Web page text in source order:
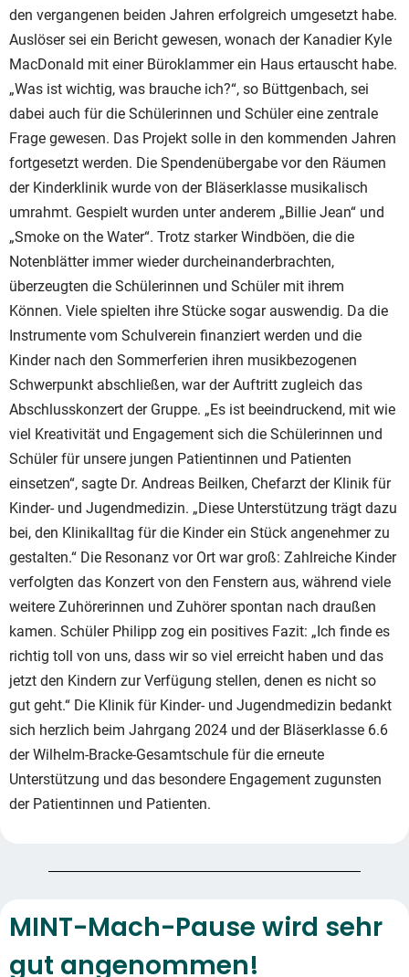
den vergangenen beiden Jahren erfolgreich umgesetzt habe.
Auslöser sei ein Bericht gewesen, wonach der Kanadier Kyle
MacDonald mit einer Büroklammer ein Haus ertauscht habe.
„Was ist wichtig, was brauche ich?“, so Büttgenbach, sei
dabei auch für die Schülerinnen und Schüler eine zentrale
Frage gewesen. Das Projekt solle in den kommenden Jahren
fortgesetzt werden. Die Spendenübergabe vor den Räumen
der Kinderklinik wurde von der Bläserklasse musikalisch
umrahmt. Gespielt wurden unter anderem „Billie Jean“ und
„Smoke on the Water“. Trotz starker Windböen, die die
Notenblätter immer wieder durcheinanderbrachten,
überzeugten die Schülerinnen und Schüler mit ihrem
Können. Viele spielten ihre Stücke sogar auswendig. Da die
Instrumente vom Schulverein finanziert werden und die
Kinder nach den Sommerferien ihren musikbezogenen
Schwerpunkt abschließen, war der Auftritt zugleich das
Abschlusskonzert der Gruppe. „Es ist beeindruckend, mit wie
viel Kreativität und Engagement sich die Schülerinnen und
Schüler für unsere jungen Patientinnen und Patienten
einsetzen“, sagte Dr. Andreas Beilken, Chefarzt der Klinik für
Kinder- und Jugendmedizin. „Diese Unterstützung trägt dazu
bei, den Klinikalltag für die Kinder ein Stück angenehmer zu
gestalten.“ Die Resonanz vor Ort war groß: Zahlreiche Kinder
verfolgten das Konzert von den Fenstern aus, während viele
weitere Zuhörerinnen und Zuhörer spontan nach draußen
kamen. Schüler Philipp zog ein positives Fazit: „Ich finde es
richtig toll von uns, dass wir so viel erreicht haben und das
jetzt den Kindern zur Verfügung stellen, denen es nicht so
gut geht.“ Die Klinik für Kinder- und Jugendmedizin bedankt
sich herzlich beim Jahrgang 2024 und der Bläserklasse 6.6
der Wilhelm-Bracke-Gesamtschule für die erneute
Unterstützung und das besondere Engagement zugunsten
der Patientinnen und Patienten.
MINT-Mach-Pause wird sehr
gut angenommen!